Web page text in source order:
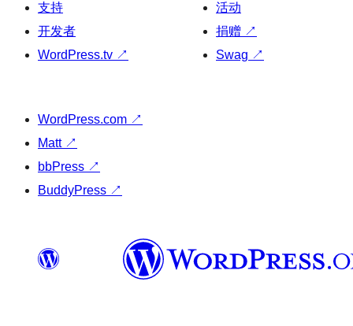
支持
开发者
WordPress.tv ↗
活动
捐赠 ↗
Swag ↗
WordPress.com ↗
Matt ↗
bbPress ↗
BuddyPress ↗